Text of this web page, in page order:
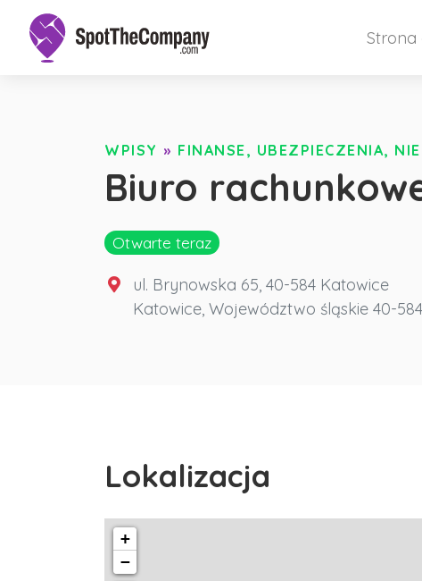
Strona
WPISY » FINANSE, UBEZPIECZENIA,
Biuro
Otwarte teraz
ul. Brynowska 65, 40-584 Katowice
Katowice, Województwo śląskie 40-584
Lokalizacja
+
−